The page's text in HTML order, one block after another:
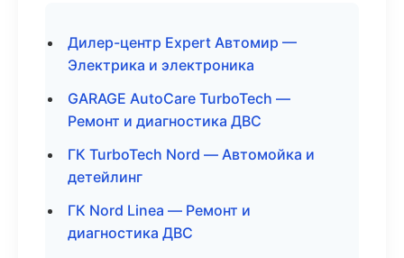
Дилер-центр Expert Автомир —
Электрика и электроника
GARAGE AutoCare TurboTech —
Ремонт и диагностика ДВС
ГК TurboTech Nord — Автомойка и
детейлинг
ГК Nord Linea — Ремонт и
диагностика ДВС